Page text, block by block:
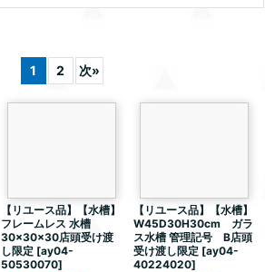
1 2 次»
【リユース品】【水槽】
フレームレス 水槽
30×30×30店頭受け渡
し限定 [ay04-
50530070]
【リユース品】【水槽】
W45D30H30cm ガラ
ス水槽 管理記号 B店頭
受け渡し限定 [ay04-
40224020]